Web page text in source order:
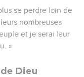
se perdre loin de
nombreuses
et je serai leur
»
Dieu